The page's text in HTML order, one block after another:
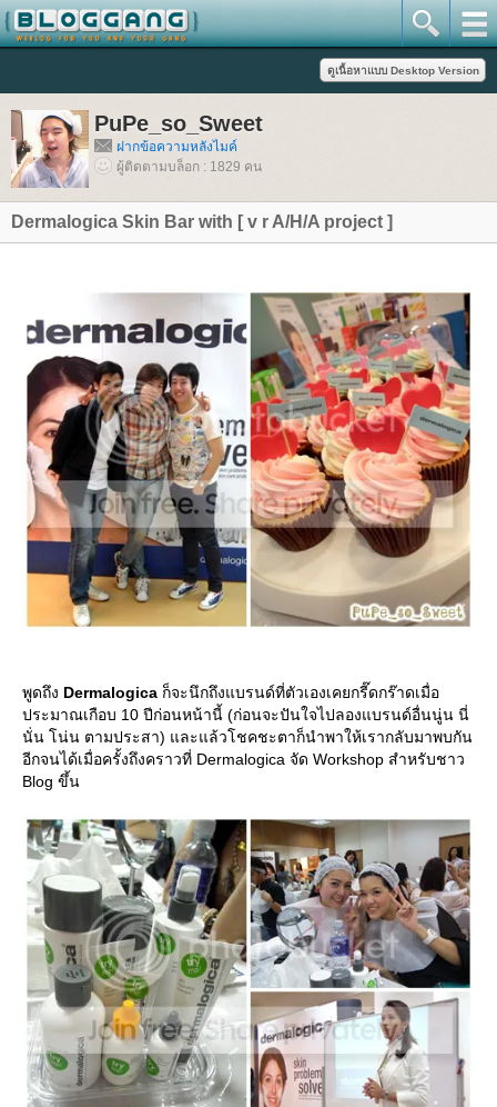
PuPe_so_Sweet
ฝากข้อความหลังไมค์
ผู้ติดตามบล็อก : 1829 คน
Dermalogica Skin Bar with [ v r A/H/A project ]
พูดถึง Dermalogica ก็จะนึกถึงแบรนด์ที่ตัวเองเคยกรี๊ดกร๊าดเมื่อ
ประมาณเกือบ 10 ปีก่อนหน้านี้ (ก่อนจะปันใจไปลองแบรนด์อื่นนู่น นี่
นั่น โน่น ตามประสา) และแล้วโชคชะตาก็นำพาให้เรากลับมาพบกัน
อีกจนได้เมื่อครั้งถึงคราวที่ Dermalogica จัด Workshop สำหรับชาว
Blog ขึ้น